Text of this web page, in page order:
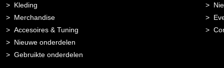
Kleding
Merchandise
Accesoires & Tuning
Nieuwe onderdelen
Gebruikte onderdelen